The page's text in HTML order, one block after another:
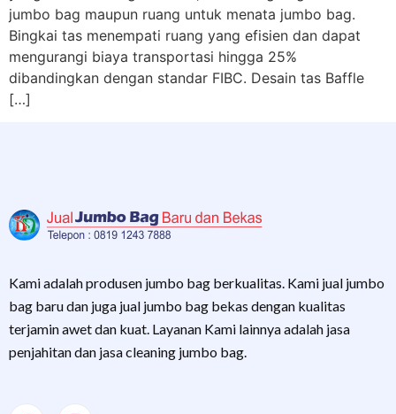
jumbo bag maupun ruang untuk menata jumbo bag.
Bingkai tas menempati ruang yang efisien dan dapat
mengurangi biaya transportasi hingga 25%
dibandingkan dengan standar FIBC. Desain tas Baffle
[…]
Kami adalah produsen jumbo bag berkualitas. Kami jual jumbo
bag baru dan juga jual jumbo bag bekas dengan kualitas
terjamin awet dan kuat. Layanan Kami lainnya adalah jasa
penjahitan dan jasa cleaning jumbo bag.